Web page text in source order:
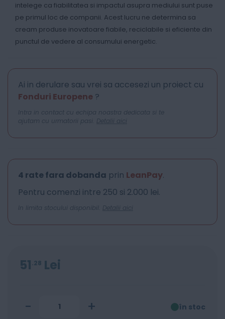
intelege ca fiabilitatea si impactul asupra mediului sunt puse
pe primul loc de companii. Acest lucru ne determina sa
cream produse inovatoare fiabile, reciclabile si eficiente din
punctul de vedere al consumului energetic.
Ai in derulare sau vrei sa accesezi un proiect cu
Fonduri Europene ?
Intra in contact cu echipa noastra dedicata si te
ajutam cu urmatorii pasi. Detalii aici
4 rate fara dobanda prin LeanPay.
Pentru comenzi intre 250 si 2.000 lei.
In limita stocului disponibil. Detalii aici
51 28 Lei
- + în stoc